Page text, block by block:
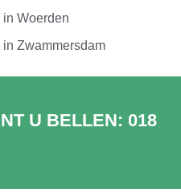
Woerden
Zwammersdam
U BELLEN: 018